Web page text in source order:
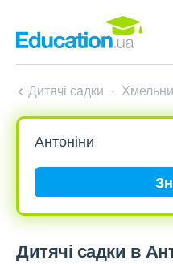
Дитячі садки
Дитячі садки в